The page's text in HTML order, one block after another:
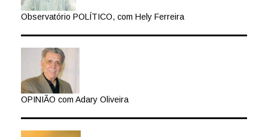
Observatório POLÍTICO, com Hely Ferreira
OPINIÃO com Adary Oliveira